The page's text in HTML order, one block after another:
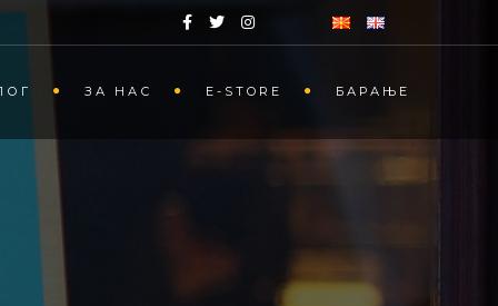
ЗА НАС Е-STORE БАРАЊЕ